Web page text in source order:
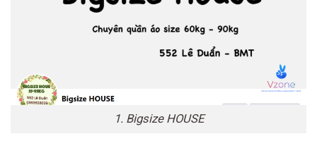
1. Bigsize HOUSE